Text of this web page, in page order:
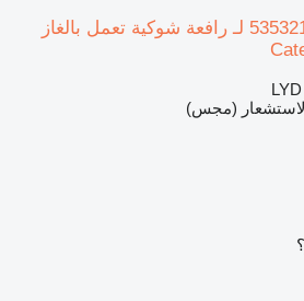
أداة الاستشعار (مجس) 535321 لـ رافعة شوكية تعمل بالغاز
الاستشعار (مجس)